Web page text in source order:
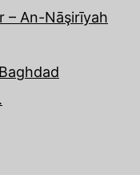
– An-Nāşirīyah